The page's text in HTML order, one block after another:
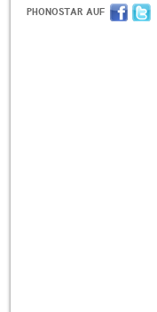
PHONOSTAR AUF